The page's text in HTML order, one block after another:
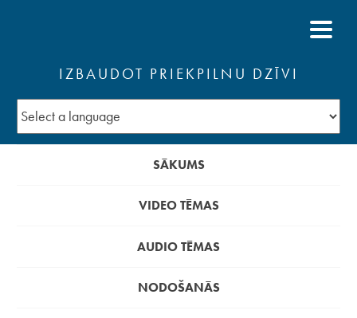
IZBAUDOT PRIEKPILNU DZĪVI
SĀKUMS
VIDEO TĒMAS
AUDIO TĒMAS
NODOŠANĀS